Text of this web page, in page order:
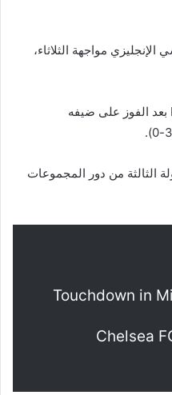
مواجهة الثلاثاء،
آخرها كان في الـ Premier League بعد الفوز على ضيفه
الثالثة من دور المجموعات
Touchdown in